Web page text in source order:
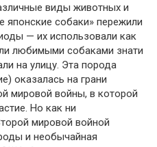
виды животных и
японские собаки» пережили
— их использовали как
любимыми собаками знати
на улицу. Эта порода
оказалась на грани
мировой войны, в которой
Но как ни
мировой войной
и необычайная